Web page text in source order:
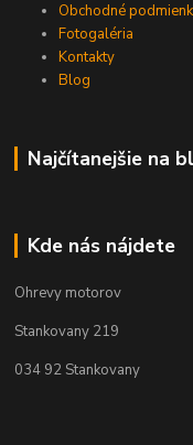
Obchodné
Fotogaléria
Kontakty
Blog
Najčítanejšie na
Kde nás nájdete
Ohrevy motorov
Stankovany 219
034 92 Stankovany